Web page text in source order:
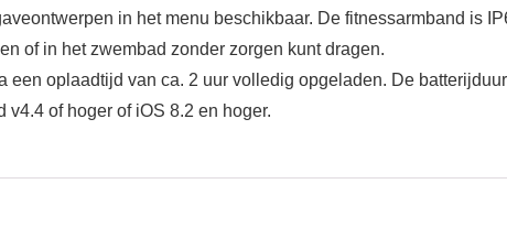
in het menu beschikbaar. De fitnessarmband is
of in het zwembad zonder zorgen kunt dragen.
oplaadtijd van ca. 2 uur volledig opgeladen. De
v4.4 of hoger of iOS 8.2 en hoger.